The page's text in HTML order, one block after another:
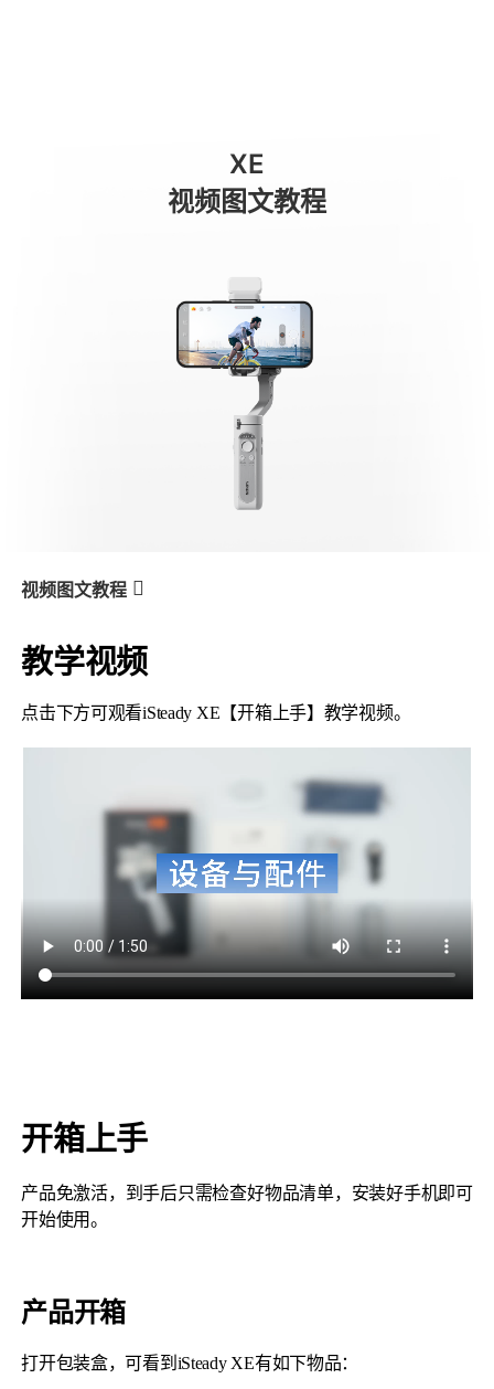
V3 X3 & X3 SE
稳拍杆
XE
视频图文教程
视频图文教程
产品教学 XE
教学视频
点击下方可观看iSteady XE【开箱上手】教学视频。
开箱上手
产品免激活，到手后只需检查好物品清单，安装好手机即可
开始使用。
产品开箱
打开包装盒，可看到iSteady XE有如下物品：